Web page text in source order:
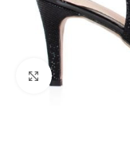
Kliknij, aby